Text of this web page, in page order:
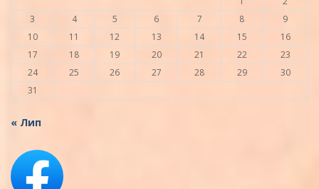
3
4 5 6 7 8
9
10
11 12 13 14 15
16
17
18 19 20 21 22
23
24
25 26 27 28 29
30
31
« Лип